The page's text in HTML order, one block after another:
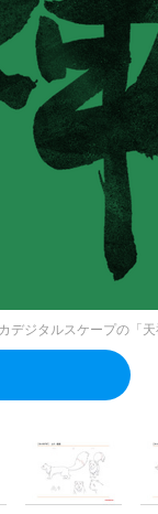
ジタルスケープの「天